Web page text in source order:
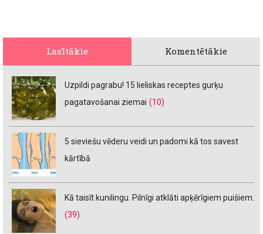
Lasītākie Komentētākie
Uzpildi pagrabu! 15 lieliskas receptes gurķu
pagatavošanai ziemai (10)
5 sieviešu vēderu veidi un padomi kā tos savest
kārtībā
Kā taisīt kunilingu. Pilnīgi atklāti apķērīgiem puišiem.
(39)